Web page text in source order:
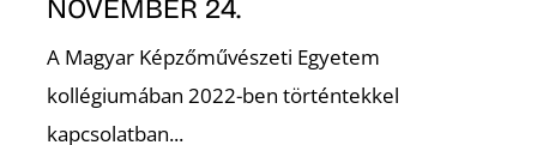
NOVEMBER 24.
A Magyar Képzőművészeti Egyetem
kollégiumában 2022-ben történtekkel
kapcsolatban...